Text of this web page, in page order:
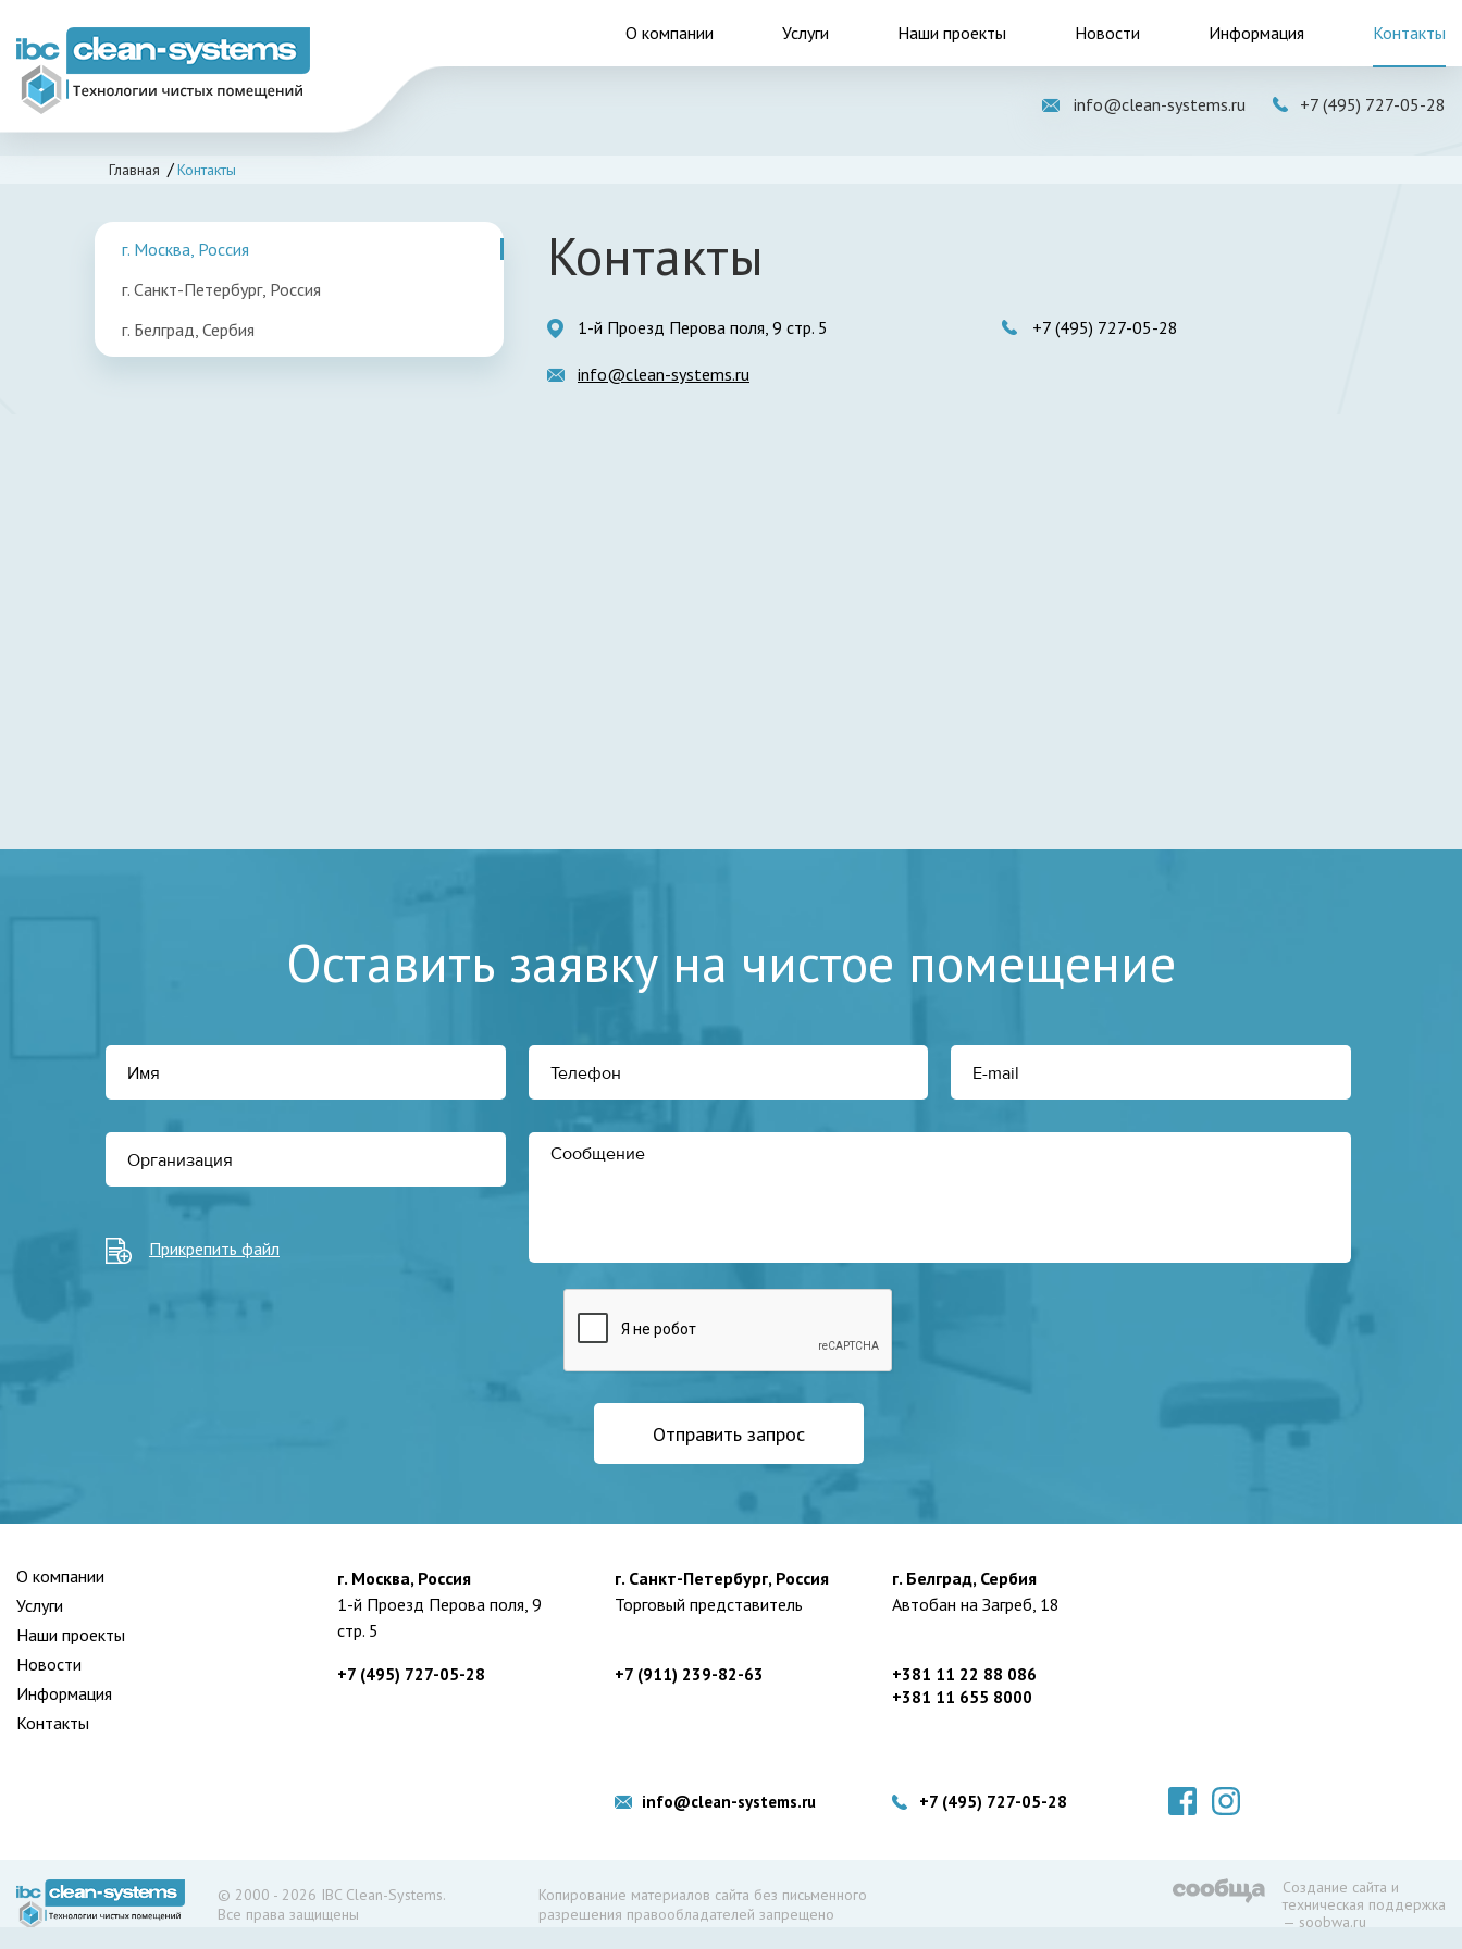
О компании Услуги Наши проекты Новости Информация Контакты
+7 (495) 727-05-28
info@clean-systems.ru
Главная Контакты
г. Москва, Россия
г. Санкт-Петербург, Россия
г. Белград, Сербия
Контакты
1-й Проезд Перова поля, 9 стр. 5
info@clean-systems.ru
+7 (495) 727-05-28
Оставить заявку на чистое помещение
Прикрепить файл
Отправить запрос
О компании
Услуги
Наши проекты
Новости
Информация
Контакты
г. Москва, Россия
1-й Проезд Перова поля, 9
стр. 5
+7 (495) 727-05-28
г. Санкт-Петербург, Россия
Торговый представитель
+7 (911) 239-82-63
г. Белград, Сербия
Автобан на Загреб, 18
+381 11 22 88 086
+381 11 655 8000
info@clean-systems.ru +7 (495) 727-05-28
© 2000 - 2026 IBC Clean-Systems.
Все права защищены
Копирование материалов сайта без письменного
разрешения правообладателей запрещено
Создание сайта и
техническая поддержка
— soobwa.ru